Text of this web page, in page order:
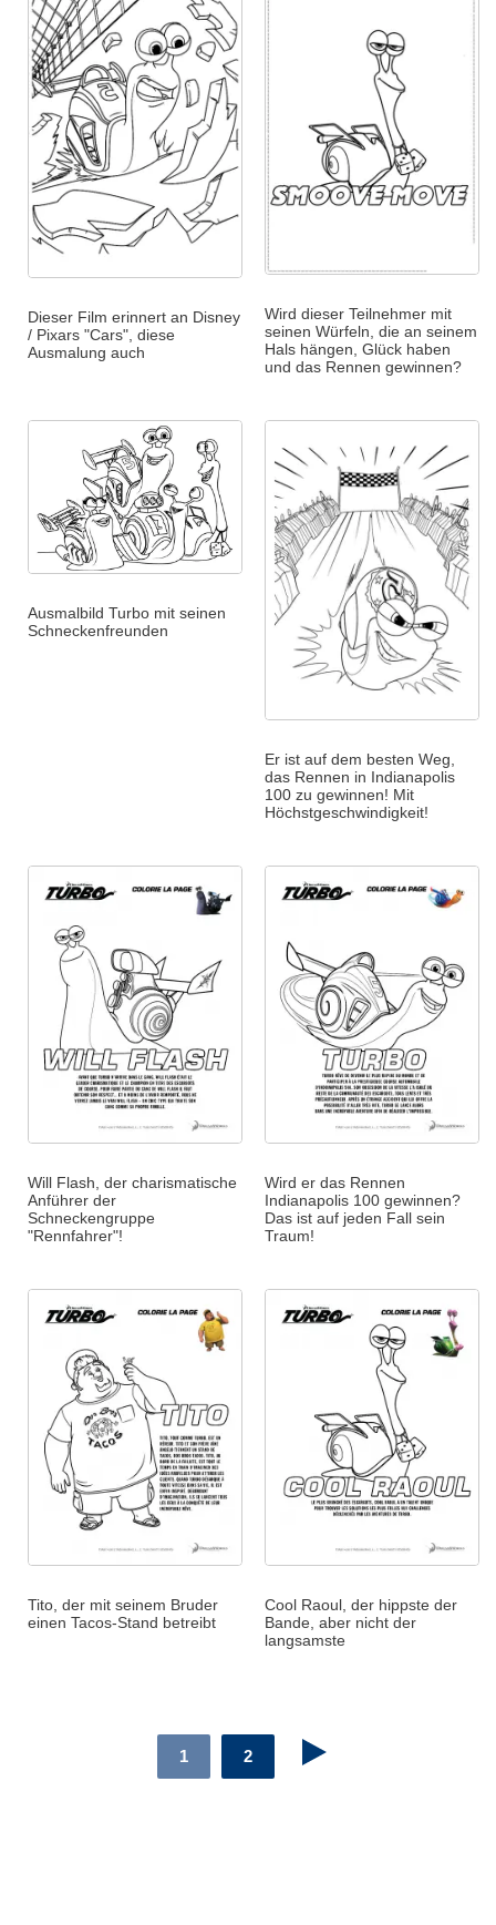
Dieser Film erinnert an Disney
/ Pixars "Cars", diese
Ausmalung auch
Wird dieser Teilnehmer mit
seinen Würfeln, die an seinem
Hals hängen, Glück haben
und das Rennen gewinnen?
Ausmalbild Turbo mit seinen
Schneckenfreunden
Er ist auf dem besten Weg,
das Rennen in Indianapolis
100 zu gewinnen! Mit
Höchstgeschwindigkeit!
Will Flash, der charismatische
Anführer der
Schneckengruppe
"Rennfahrer"!
Wird er das Rennen
Indianapolis 100 gewinnen?
Das ist auf jeden Fall sein
Traum!
Tito, der mit seinem Bruder
einen Tacos-Stand betreibt
Cool Raoul, der hippste der
Bande, aber nicht der
langsamste
1 2